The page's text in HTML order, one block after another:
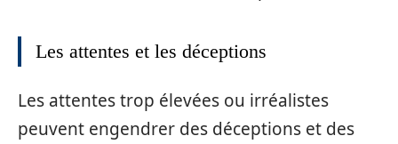
Les attentes et les déceptions
Les attentes trop élevées ou irréalistes
peuvent engendrer des déceptions et des